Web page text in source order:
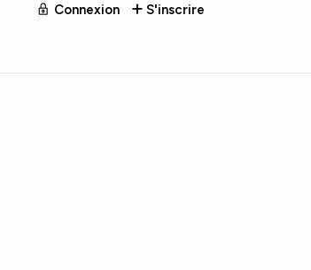
Connexion S'inscrire